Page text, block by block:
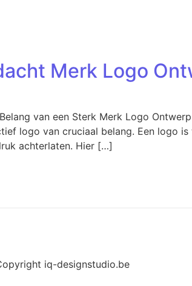
Merk Logo
van een Sterk Merk Logo
logo van cruciaal belang. Een logo
achterlaten. Hier […]
iq-designstudio.be